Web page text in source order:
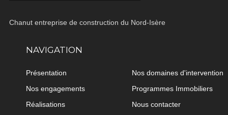
Chanut entreprise de construction du Nord-Isère
NAVIGATION
Présentation
Nos domaines d'intervention
Nos engagements
Programmes Immobiliers
Réalisations
Nous contacter